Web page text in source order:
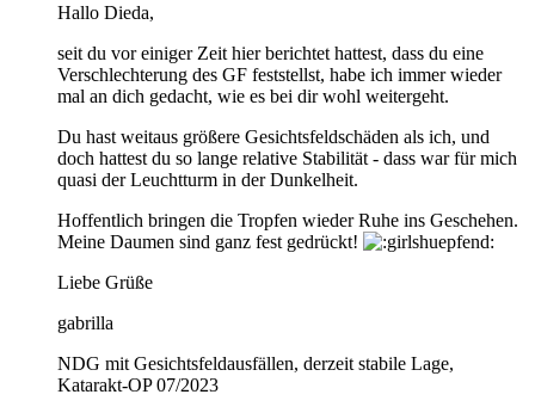
Hallo Dieda,
seit du vor einiger Zeit hier berichtet hattest, dass du eine
Verschlechterung des GF feststellst, habe ich immer wieder
mal an dich gedacht, wie es bei dir wohl weitergeht.
Du hast weitaus größere Gesichtsfeldschäden als ich, und
doch hattest du so lange relative Stabilität - dass war für mich
quasi der Leuchtturm in der Dunkelheit.
Hoffentlich bringen die Tropfen wieder Ruhe ins Geschehen.
Meine Daumen sind ganz fest gedrückt!
Liebe Grüße
gabrilla
NDG mit Gesichtsfeldausfällen, derzeit stabile Lage,
Katarakt-OP 07/2023